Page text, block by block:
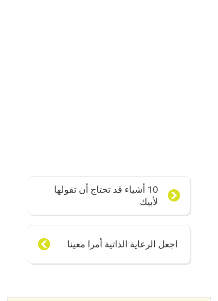
10 أشياء قد تحتاج أن تقولها
لأبيك
اجعل الرعاية الذاتية أمرا معينا